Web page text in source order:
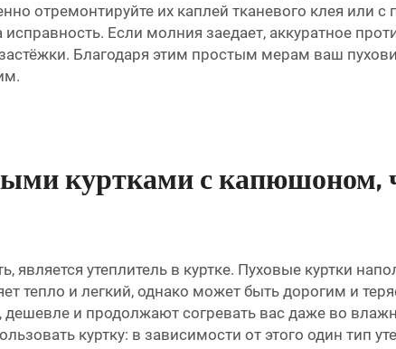
отремонтируйте их каплей тканевого клея или
Если молния заедает, аккуратное
Благодаря этим простым мерам ваш
куртками с капюшоном,
утеплитель в куртке. Пуховые куртки
тепло и легкий, однако может быть дорогим и
дешевле и продолжают согревать вас даже во
куртку: в зависимости от этого один тип